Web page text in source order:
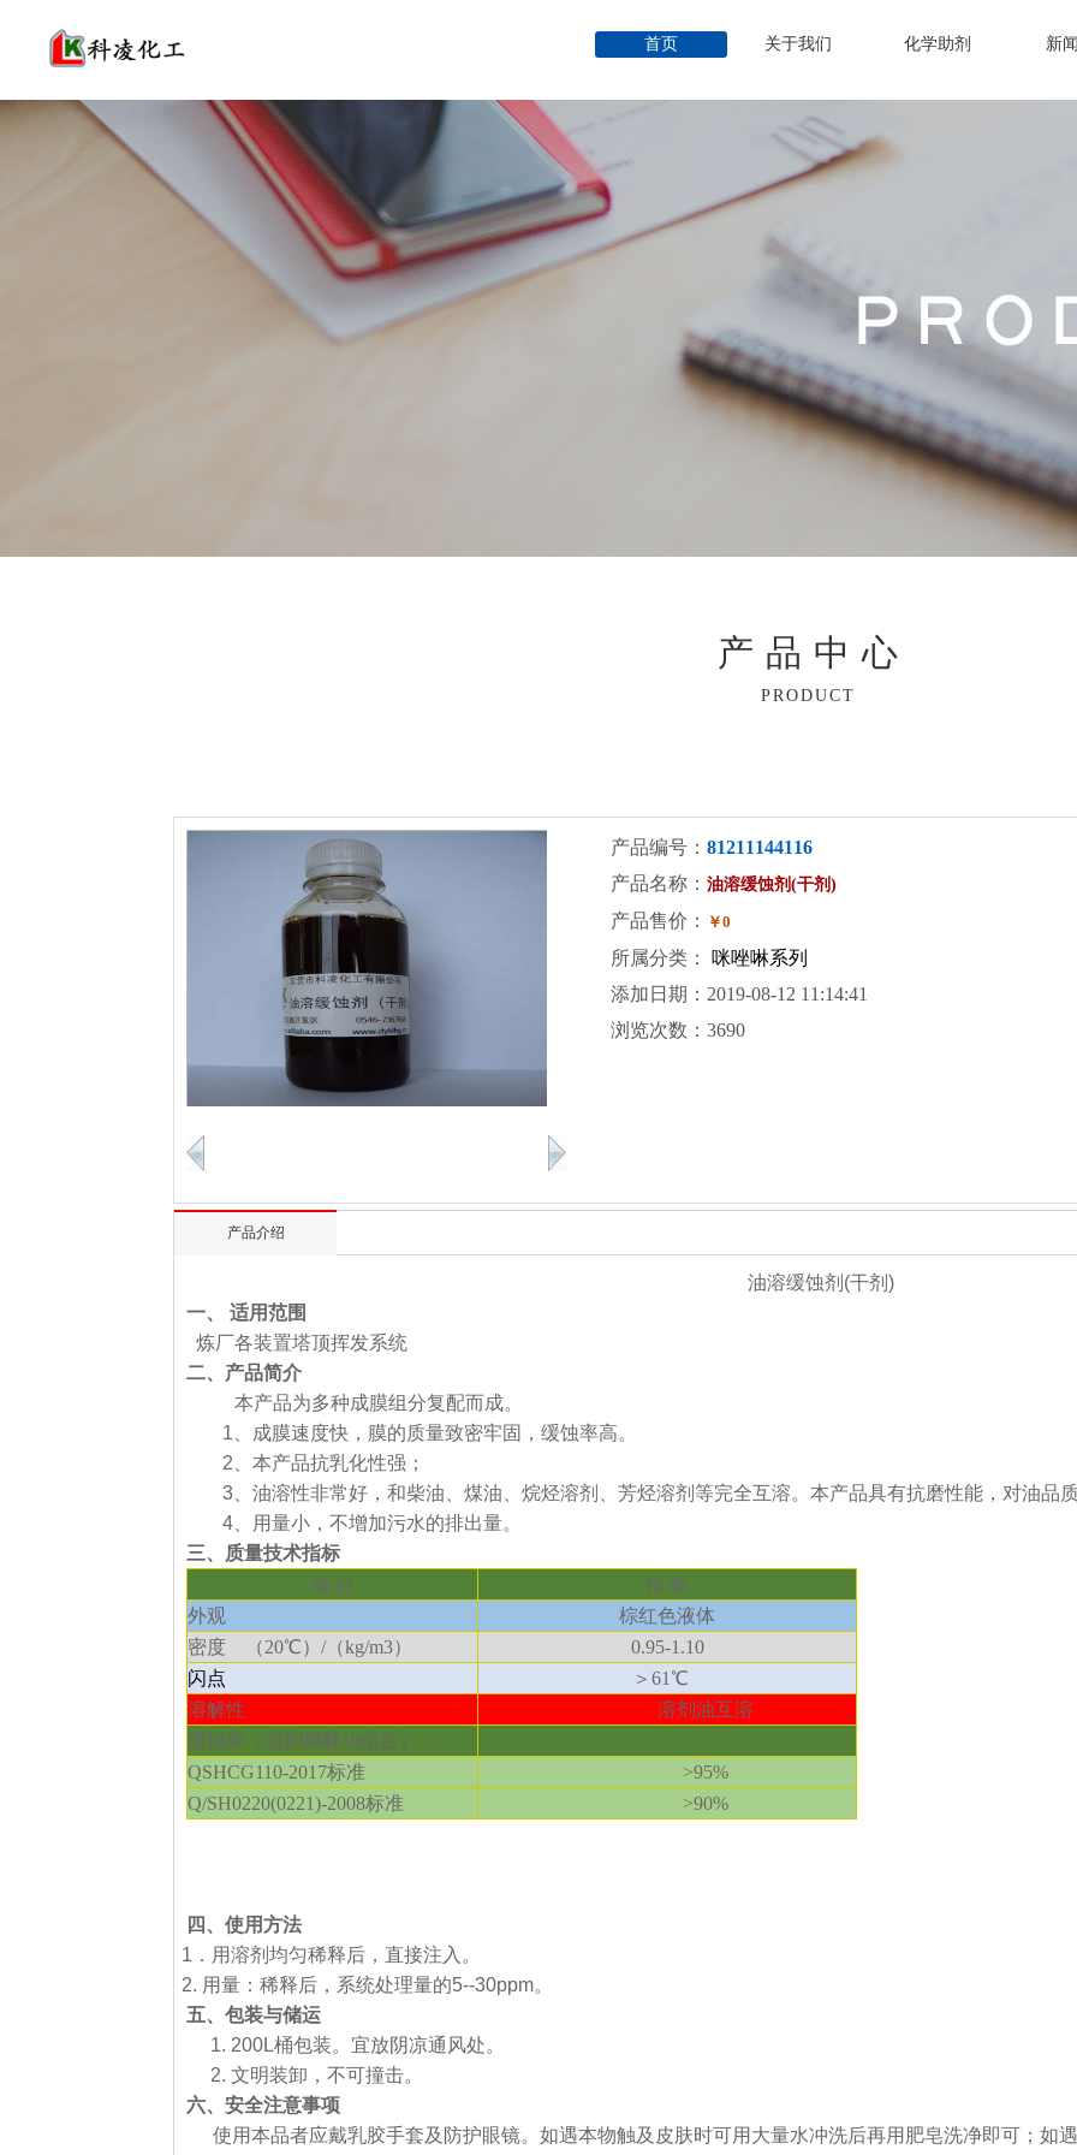
首页 关于我们 化学助剂 新
产品中心
PRODUCT
产品编号：81211144116
产品名称：油溶缓蚀剂(干剂)
产品售价： ￥0
所属分类： 咪唑啉系列
添加日期：2019-08-12 11:14:41
浏览次数：3690
产品介绍
油溶缓蚀剂(干剂)
一、
适用范围
炼厂各装置塔顶挥发系统
二、产品简介
本产品为多种成膜组分复配而成。
1、成膜速度快，膜的质量致密牢固，缓蚀率高。
2、本产品抗乳化性强；
3、油溶性非常好，和柴油、煤油、烷烃溶剂、芳烃溶剂等完全互溶。本产品具有抗磨性能，对油品质
4、用量小，不增加污水的排出量。
三、质量技术指标
项 目
指 标
外观
棕红色液体
密度 （20℃）/（kg/m3）
0.95-1.10
闪点
＞61℃
溶解性
溶剂油互溶
缓蚀率（溶剂稀释10倍后）：
QSHCG110-2017标准
>95%
Q/SH0220(0221)-2008标准 >90%
四、使用方法
1．用溶剂均匀稀释后，直接注入。
2. 用量：稀释后，系统处理量的5--30ppm。
五、包装与储运
1. 200L桶包装。宜放阴凉通风处。
2. 文明装卸，不可撞击。
六、安全注意事项
使用本品者应戴乳胶手套及防护眼镜。如遇本物触及皮肤时可用大量水冲洗后再用肥皂洗净即可；如